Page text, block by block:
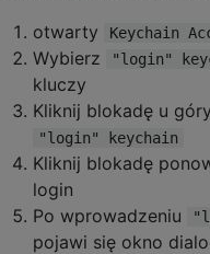
otwarty
Keychain
Wybierz "login"
kluczy
Kliknij blokadę u
"login" keychain
Kliknij blokadę
login
Po wprowadzeniu
pojawi się okno